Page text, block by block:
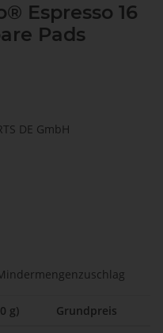
Espresso 16
Pads
DE GmbH
g) Grundpreis